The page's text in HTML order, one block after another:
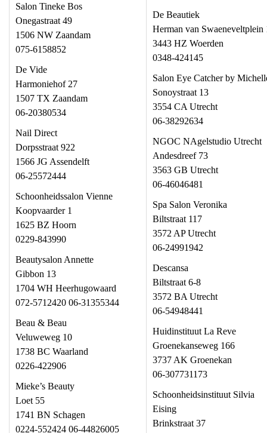
Salon Tineke Bos
Onegastraat 49
1506 NW Zaandam
075-6158852
De Vide
Harmoniehof 27
1507 TX Zaandam
06-20380534
Nail Direct
Dorpsstraat 922
1566 JG Assendelft
06-25572444
Schoonheidssalon Vienne
Koopvaarder 1
1625 BZ Hoorn
0229-843990
Beautysalon Annette
Gibbon 13
1704 WH Heerhugowaard
072-5712420 06-31355344
Beau & Beau
Veluweweg 10
1738 BC Waarland
0226-422906
Mieke’s Beauty
Loet 55
1741 BN Schagen
0224-552424 06-44826005
De Beautiek
Herman van Swaeneveltplein
3443 HZ Woerden
0348-424145
Salon Eye Catcher by
Sonoystraat 13
3554 CA Utrecht
06-38292634
NGOC NAgelstudio Utrecht
Andesdreef 73
3563 GB Utrecht
06-46046481
Spa Salon Veronika
Biltstraat 117
3572 AP Utrecht
06-24991942
Descansa
Biltstraat 6-8
3572 BA Utrecht
06-54948441
Huidinstituut La Reve
Groenekanseweg 166
3737 AK Groenekan
06-307731173
Schoonheidsinstituut Silvia
Eising
Brinkstraat 37